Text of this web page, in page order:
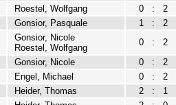
Roestel, Wolfgang 0 : 2
Gonsior, Pasquale 1 : 2
Gonsior, Nicole
Roestel, Wolfgang
0 : 2
Gonsior, Nicole 0 : 2
Engel, Michael 0 : 2
Heider, Thomas 2 : 1